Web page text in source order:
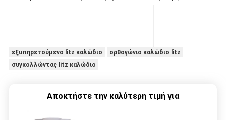
εξυπηρετούμενο litz καλώδιο
ορθογώνιο καλώδιο litz
συγκολλώντας litz καλώδιο
Αποκτήστε την καλύτερη τιμή για